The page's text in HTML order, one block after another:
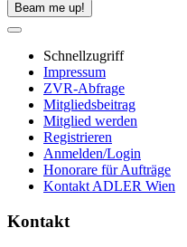
Beam me up!
Schnellzugriff
Impressum
ZVR-Abfrage
Mitgliedsbeitrag
Mitglied werden
Registrieren
Anmelden/Login
Honorare für Aufträge
Kontakt ADLER Wien
Kontakt